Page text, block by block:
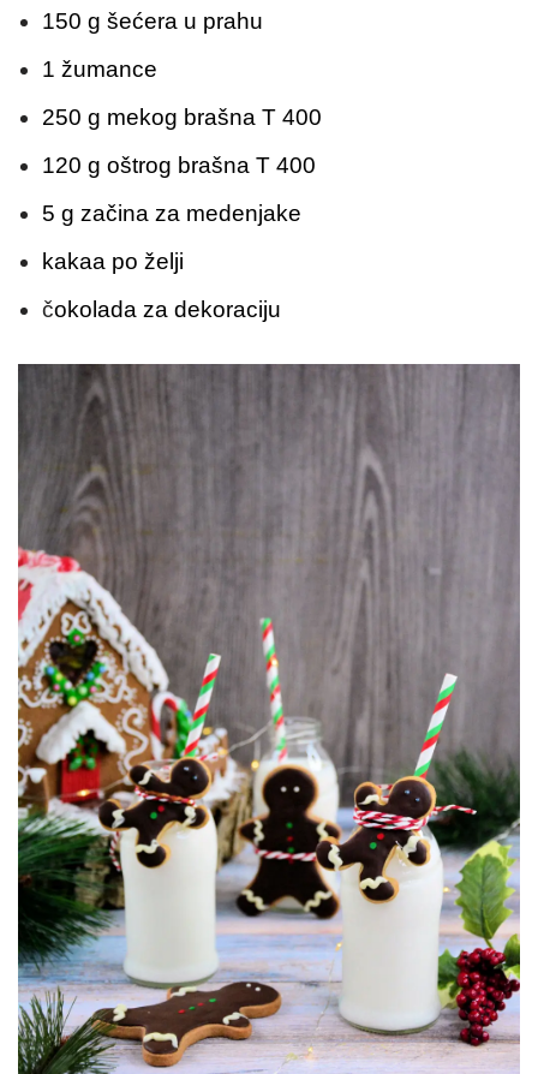
150 g šećera u prahu
1 žumance
250 g mekog brašna T 400
120 g oštrog brašna T 400
5 g začina za medenjake
kakaa po želji
čokolada za dekoraciju